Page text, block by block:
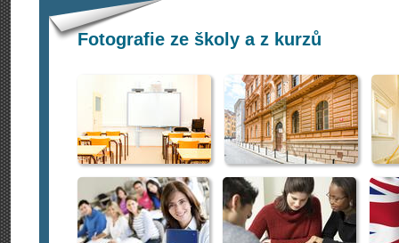
Fotografie ze školy a z kurzů